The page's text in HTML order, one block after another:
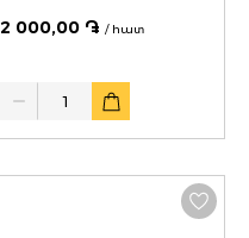
2 000,00 ֏ / հատ
Quantity